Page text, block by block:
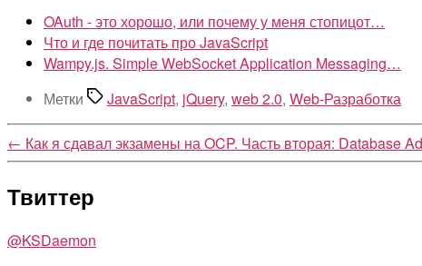
OAuth - это хорошо, или почему у меня стопицот…
Что и где почитать про JavaScript
Wampy.js. Simple WebSocket Application Messaging…
Метки
JavaScript, jQuery, web 2.0, Web-Разработка
← Как я сдавал экзамены на OCP. Часть вторая: Database
Твиттер
@KSDaemon